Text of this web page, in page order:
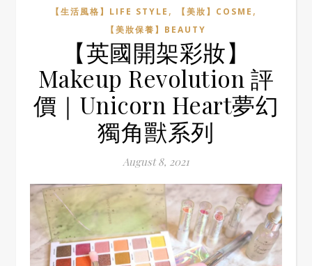
【生活風格】LIFE STYLE , 【美妝】COSME ,
【美妝保養】BEAUTY
【英國開架彩妝】
Makeup Revolution 評
價｜Unicorn Heart夢幻
獨角獸系列
August 8, 2021